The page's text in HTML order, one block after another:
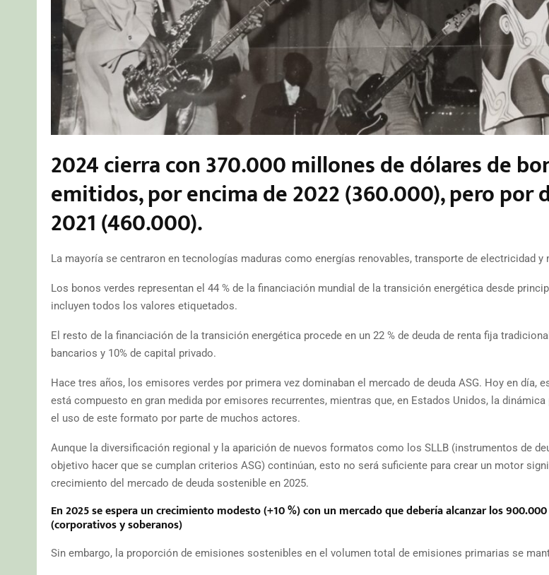
2024 cierra con 370.000 millones de dólares de
emitidos, por encima de 2022 (360.000), pero por
2021 (460.000).
La mayoría se centraron en tecnologías maduras como energías renovables, transporte de electricidad y
Los bonos verdes representan el 44 % de la financiación mundial de la transición energética desde
incluyen todos los valores etiquetados.
El resto de la financiación de la transición energética procede en un 22 % de deuda de renta fija
bancarios y 10% de capital privado.
Hace tres años, los emisores verdes por primera vez dominaban el mercado de deuda ASG. Hoy en día,
está compuesto en gran medida por emisores recurrentes, mientras que, en Estados Unidos, la
el uso de este formato por parte de muchos actores.
Aunque la diversificación regional y la aparición de nuevos formatos como los SLLB (instrumentos de
objetivo hacer que se cumplan criterios ASG) continúan, esto no será suficiente para crear un motor
crecimiento del mercado de deuda sostenible en 2025.
En 2025 se espera un crecimiento modesto (+10 %) con un mercado que debería alcanzar los
(corporativos y soberanos)
Sin embargo, la proporción de emisiones sostenibles en el volumen total de emisiones primarias se